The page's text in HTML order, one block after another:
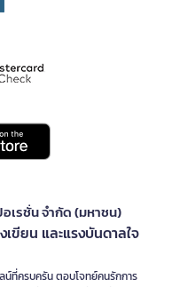
อเรชั่น จำกัด (มหาชน)
ขียน และแรงบันดาลใจ
น์ที่ครบครัน ตอบโจทย์คนรักการ